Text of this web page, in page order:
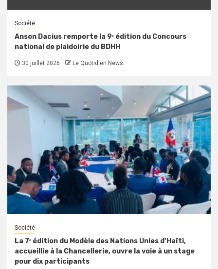
Société
Anson Dacius remporte la 9ᵉ édition du Concours
national de plaidoirie du BDHH
30 juillet 2026 Le Quotidien News
Société
La 7ᵉ édition du Modèle des Nations Unies d’Haïti,
accueillie à la Chancellerie, ouvre la voie à un stage
pour dix participants